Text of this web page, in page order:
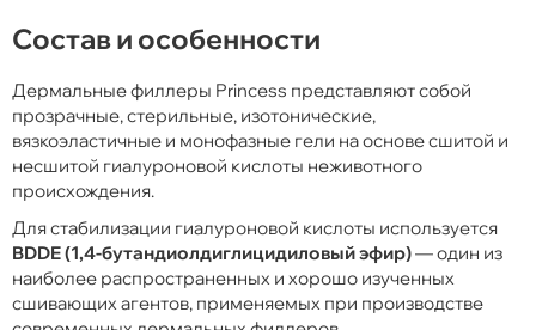
Состав и особенности
Дермальные филлеры Princess представляют собой
прозрачные, стерильные, изотонические,
вязкоэластичные и монофазные гели на основе сшитой и
несшитой гиалуроновой кислоты неживотного
происхождения.
Для стабилизации гиалуроновой кислоты используется
BDDE (1,4-бутандиолдиглицидиловый эфир)— один из
наиболее распространенных и хорошо изученных
сшивающих агентов, применяемых при производстве